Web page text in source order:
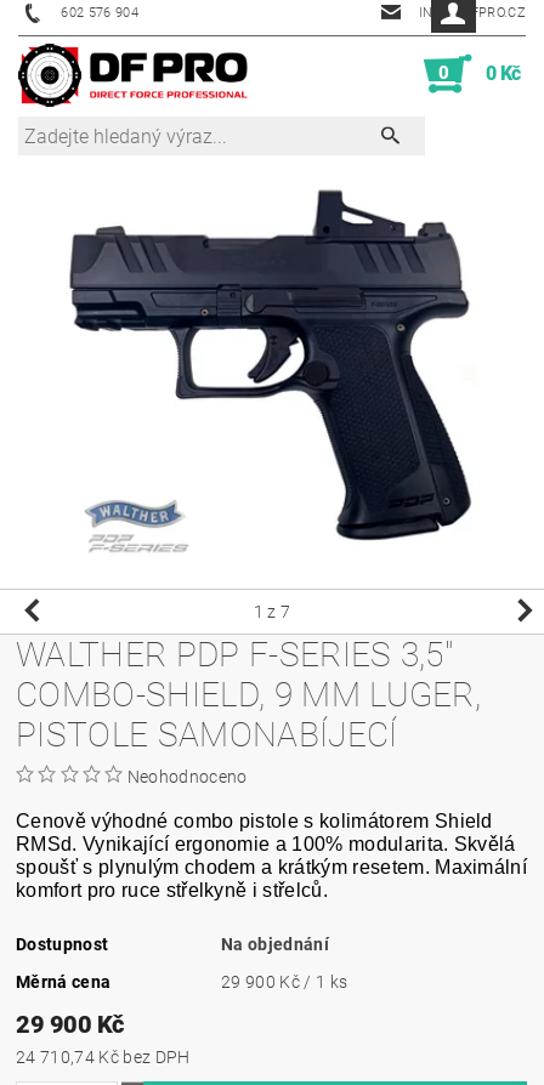
602 576 904 INFO@DFPRO.CZ
0 0 Kč
1 z 7
WALTHER PDP F-SERIES 3,5"
COMBO-SHIELD, 9 MM LUGER,
PISTOLE SAMONABÍJECÍ
Neohodnoceno
Cenově výhodné combo pistole s kolimátorem Shield
RMSd. Vynikající ergonomie a 100% modularita. Skvělá
spoušť s plynulým chodem a krátkým resetem. Maximální
komfort pro ruce střelkyně i střelců.
Dostupnost
Na objednání
Měrná cena
29 900 Kč / 1 ks
29 900 Kč
24 710,74 Kč bez DPH